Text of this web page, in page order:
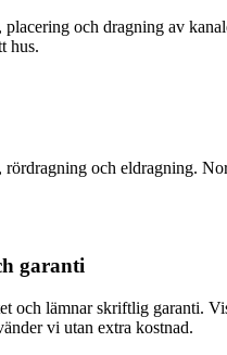
och dragning av
hus.
och eldragning.
garanti
och lämnar skriftlig garanti.
vi utan extra kostnad.